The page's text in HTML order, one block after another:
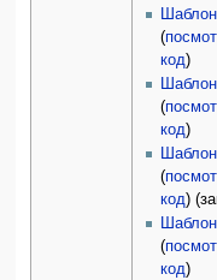
(
код)
(
код)
(
код)
(
код)